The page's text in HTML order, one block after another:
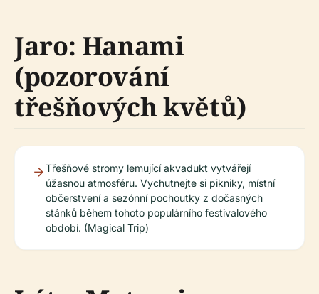
Jaro: Hanami
(pozorování
třešňových květů)
Třešňové stromy lemující akvadukt vytvářejí
úžasnou atmosféru. Vychutnejte si pikniky, místní
občerstvení a sezónní pochoutky z dočasných
stánků během tohoto populárního festivalového
období. (Magical Trip)